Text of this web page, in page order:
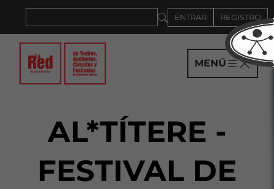
ENTRAR REGISTRO
MENÚ
AL*TÍTERE -
FESTIVAL DE